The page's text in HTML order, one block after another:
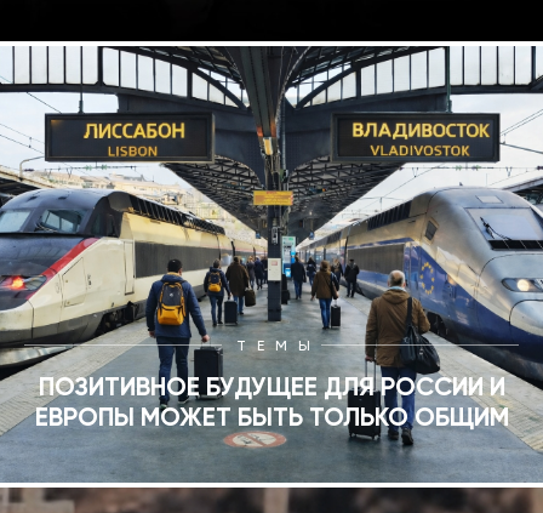
ТЕМЫ
ПОЗИТИВНОЕ БУДУЩЕЕ ДЛЯ РОССИИ И
ЕВРОПЫ МОЖЕТ БЫТЬ ТОЛЬКО ОБЩИМ